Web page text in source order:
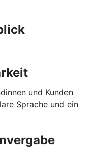
und Kunden
Sprache und ein